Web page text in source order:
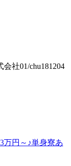
社01/chu181204
万円～♪単身寮あ